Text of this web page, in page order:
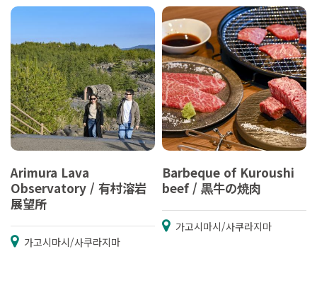
Arimura Lava
Observatory / 有村溶岩
展望所
가고시마시/사쿠라지마
Barbeque of Kuroushi
beef / 黒牛の焼肉
가고시마시/사쿠라지마